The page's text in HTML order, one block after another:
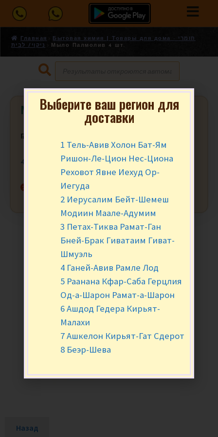
Главная
Бытовая химия | Товары для дома - חומרי
ניקוי/ לבית
Мыло Палмолив 4 шт.
Мыло Палмолив 4 шт.
₪
4 шт.
Нет в наличии
Назад
Выберите ваш регион для
доставки
1 Тель-Авив Холон Бат-Ям
Ришон-Ле-Цион Нес-Циона
Реховот Явне Иехуд Ор-
Иегуда
2 Иерусалим Бейт-Шемеш
Модиин Маале-Адумим
3 Петах-Тиква Рамат-Ган
Бней-Брак Гиватаим Гиват-
Шмуэль
4 Ганей-Авив Рамле Лод
5 Раанана Кфар-Саба Герцлия
Од-а-Шарон Рамат-а-Шарон
6 Ашдод Гедера Кирьят-
Малахи
7 Ашкелон Кирьят-Гат Сдерот
8 Беэр-Шева